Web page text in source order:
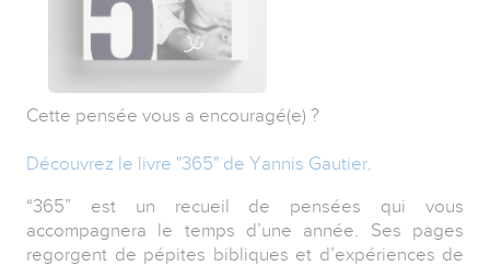
Cette pensée vous a encouragé(e) ?
Découvrez le livre "365" de Yannis Gautier
“365” est un recueil de pensées qui vous
accompagnera le temps d’une année. Ses pages
regorgent de pépites bibliques et d’expériences de